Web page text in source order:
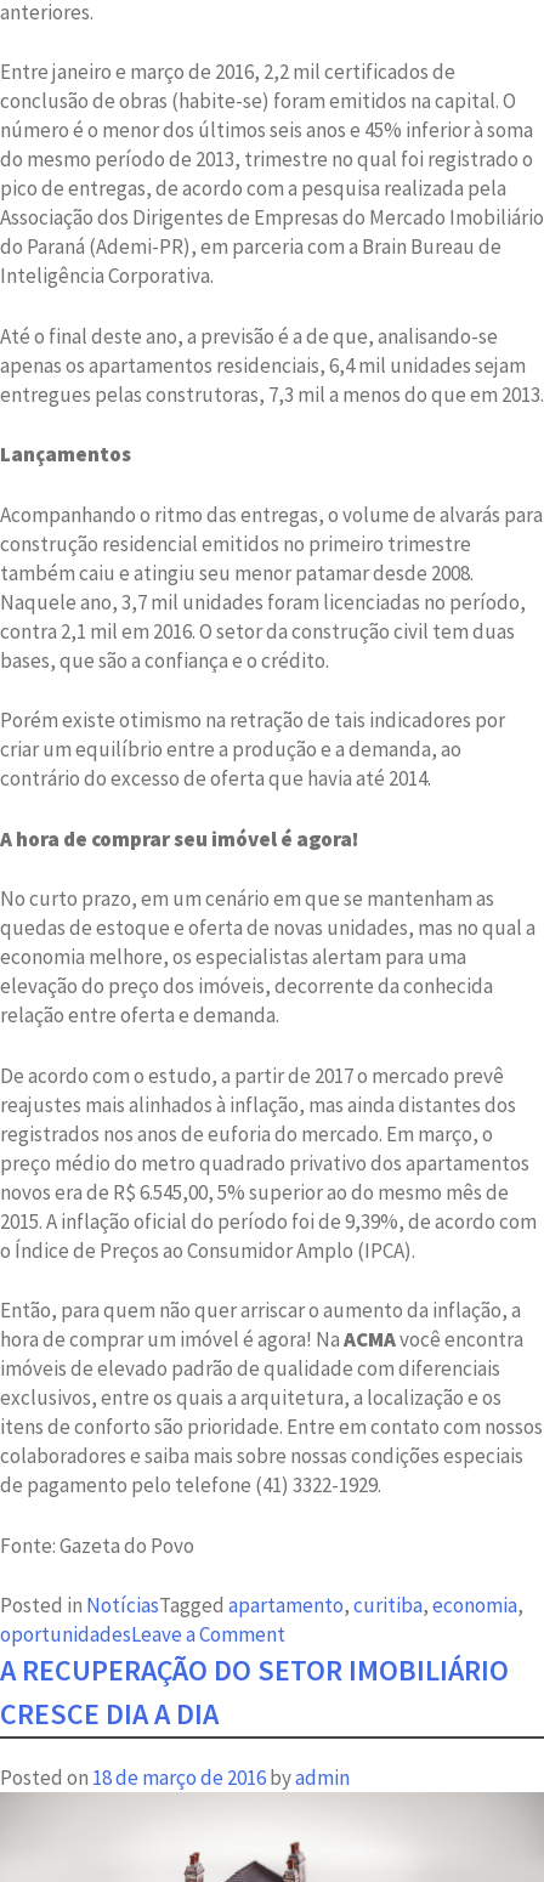
anteriores.
Entre janeiro e março de 2016, 2,2 mil certificados de
conclusão de obras (habite-se) foram emitidos na capital. O
número é o menor dos últimos seis anos e 45% inferior à soma
do mesmo período de 2013, trimestre no qual foi registrado o
pico de entregas, de acordo com a pesquisa realizada pela
Associação dos Dirigentes de Empresas do Mercado Imobiliário
do Paraná (Ademi-PR), em parceria com a Brain Bureau de
Inteligência Corporativa.
Até o final deste ano, a previsão é a de que, analisando-se
apenas os apartamentos residenciais, 6,4 mil unidades sejam
entregues pelas construtoras, 7,3 mil a menos do que em 2013.
Lançamentos
Acompanhando o ritmo das entregas, o volume de alvarás para
construção residencial emitidos no primeiro trimestre
também caiu e atingiu seu menor patamar desde 2008.
Naquele ano, 3,7 mil unidades foram licenciadas no período,
contra 2,1 mil em 2016. O setor da construção civil tem duas
bases, que são a confiança e o crédito.
Porém existe otimismo na retração de tais indicadores por
criar um equilíbrio entre a produção e a demanda, ao
contrário do excesso de oferta que havia até 2014.
A hora de comprar seu imóvel é agora!
No curto prazo, em um cenário em que se mantenham as
quedas de estoque e oferta de novas unidades, mas no qual a
economia melhore, os especialistas alertam para uma
elevação do preço dos imóveis, decorrente da conhecida
relação entre oferta e demanda.
De acordo com o estudo, a partir de 2017 o mercado prevê
reajustes mais alinhados à inflação, mas ainda distantes dos
registrados nos anos de euforia do mercado. Em março, o
preço médio do metro quadrado privativo dos apartamentos
novos era de R$ 6.545,00, 5% superior ao do mesmo mês de
2015. A inflação oficial do período foi de 9,39%, de acordo com
o Índice de Preços ao Consumidor Amplo (IPCA).
Então, para quem não quer arriscar o aumento da inflação, a
hora de comprar um imóvel é agora! NaACMAvocê encontra
imóveis de elevado padrão de qualidade com diferenciais
exclusivos, entre os quais a arquitetura, a localização e os
itens de conforto são prioridade. Entre em contato com nossos
colaboradores e saiba mais sobre nossas condições especiais
de pagamento pelo telefone (41) 3322-1929.
Fonte: Gazeta do Povo
Posted in NotíciasTagged apartamento,curitiba,economia,
oportunidadesLeave a Comment
A
seu
é
agora!
A RECUPERAÇÃO DO SETOR IMOBILIÁRIO
CRESCE DIA A DIA
Posted on 18 de março de 2016byadmin